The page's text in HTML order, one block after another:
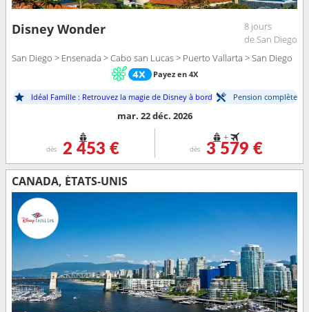
Disney Wonder
8 jours
de San Diego
San Diego > Ensenada > Cabo san Lucas > Puerto Vallarta > San Diego
Payez en 4X
Idéal Famille : Retrouvez la magie de Disney à bord Pension complète
mar. 22 déc. 2026
dès 2 453 €
+
dès 3 579 €
CANADA, ÉTATS-UNIS